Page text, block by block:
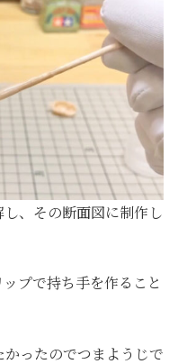
、その断面図に制作し
プで持ち手を作ること
ったのでつまようじで